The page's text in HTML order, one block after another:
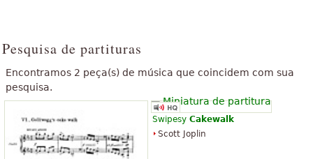
Pesquisa de partituras
Encontramos 2 peça(s) de música que coincidem com sua
pesquisa.
Swipesy Cakewalk
Scott Joplin